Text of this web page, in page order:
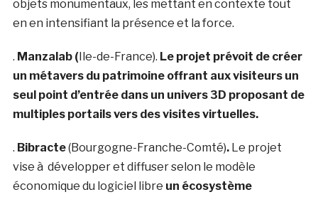
objets monumentaux, les mettant en contexte tout
en en intensifiant la présence et la force.
. Manzalab (Ile-de-France). Le projet prévoit de créer
un métavers du patrimoine offrant aux visiteurs un
seul point d’entrée dans un univers 3D proposant de
multiples portails vers des visites virtuelles.
. Bibracte(Bourgogne-Franche-Comté). Le projet
vise à développer et diffuser selon le modèle
économique du logiciel libre un écosystème